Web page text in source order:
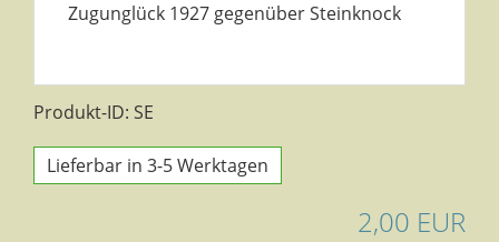
Zugunglück 1927 gegenüber Steinknock
Produkt-ID: SE
Lieferbar in 3-5 Werktagen
2,00 EUR